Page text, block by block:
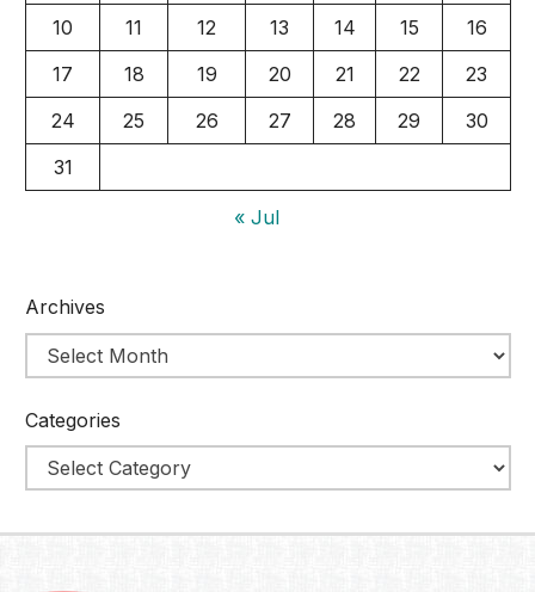
10
11 12 13 14 15
16
17
18 19 20 21 22
23
24
25 26 27 28 29
30
31
« Jul
Archives
Categories